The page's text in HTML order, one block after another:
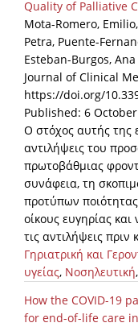
Quality of Palliative
Mota-Romero,
Petra, Puente-
Esteban-Burgos,
Journal of Clinical
https://doi.org/
Published: 6
Ο στόχος αυτής της
αντιλήψεις του
πρωτοβάθμιας
συνάφεια, τη
προτύπων
οίκους ευγηρίας και
τις αντιλήψεις
Γηριατρική και
υγείας, Νοσηλευτική,
How the COVID-19
for end-of-life care